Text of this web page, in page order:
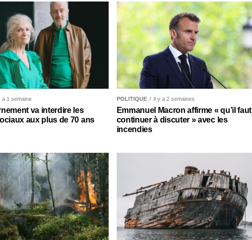
a 1 semaine
va interdire les
aux plus de 70 ans
POLITIQUE Il y a 2 semaines
Emmanuel Macron affirme « qu’il faut
continuer à discuter » avec les
incendies